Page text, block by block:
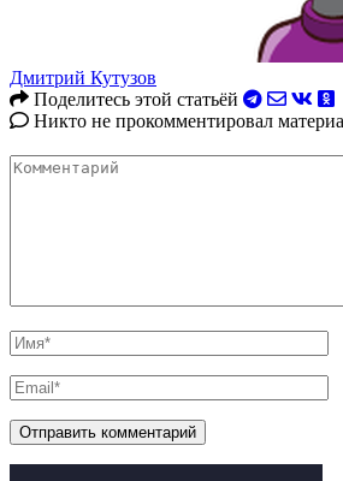
Дмитрий Кутузов
Поделитесь этой статьёй
Никто не прокомментировал